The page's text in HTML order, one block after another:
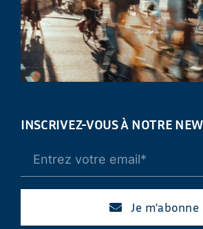
INSCRIVEZ-VOUS À NOTRE
Je m'abonne